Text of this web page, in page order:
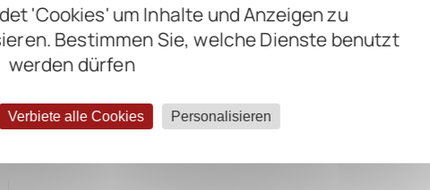
'Cookies' um Inhalte und Anzeigen zu
Bestimmen Sie, welche Dienste benutzt
werden dürfen
Verbiete alle Cookies Personalisieren